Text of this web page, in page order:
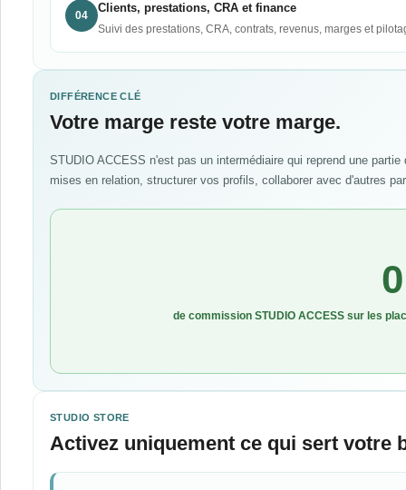
04
Clients, prestations, CRA et finance
Suivi des prestations, CRA, contrats, revenus, marges et
DIFFÉRENCE CLÉ
Votre marge reste votre marge.
STUDIO ACCESS n'est pas un intermédiaire qui reprend une
mises en relation, structurer vos profils, collaborer avec d'autres
de commission STUDIO ACCESS sur les
STUDIO STORE
Activez uniquement ce qui sert votre